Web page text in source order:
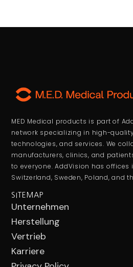
MED Medical products is part of
network specializing in high-
technologies, and services. We
manufacturers, clinics, and
to everyone. AddVision has offices
Switzerland, Sweden, Poland, and
SITEMAP
Unternehmen
Herstellung
Vertrieb
Karriere